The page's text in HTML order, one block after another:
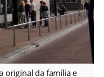
original da família e